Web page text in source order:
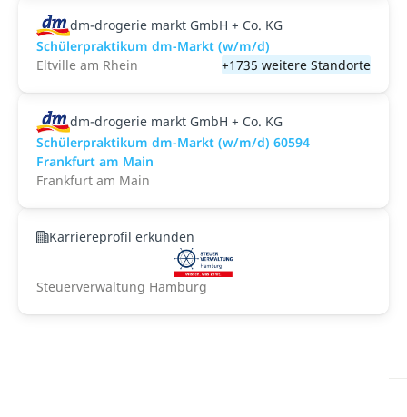
dm-drogerie markt GmbH + Co. KG
Schülerpraktikum dm-Markt (w/m/d)
Eltville am Rhein
+1735 weitere Standorte
dm-drogerie markt GmbH + Co. KG
Schülerpraktikum dm-Markt (w/m/d) 60594
Frankfurt am Main
Frankfurt am Main
Karriereprofil erkunden
Steuerverwaltung Hamburg